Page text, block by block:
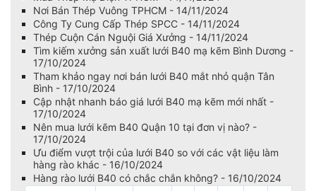
Nơi Bán Thép Vuông TPHCM - 14/11/2024
Công Ty Cung Cấp Thép SPCC - 14/11/2024
Thép Cuộn Cán Nguội Giá Xưởng - 14/11/2024
Tìm kiếm xưởng sản xuất lưới B40 mạ kẽm Bình Dương -
17/10/2024
Tham khảo ngay nơi bán lưới B40 mắt nhỏ quận Tân
Bình - 17/10/2024
Cập nhật nhanh báo giá lưới B40 mạ kẽm mới nhất -
17/10/2024
Nên mua lưới kẽm B40 Quận 10 tại đơn vị nào? -
17/10/2024
Ưu điểm vượt trội của lưới B40 so với các vật liệu làm
hàng rào khác - 16/10/2024
Hàng rào lưới B40 có chắc chắn không? - 16/10/2024